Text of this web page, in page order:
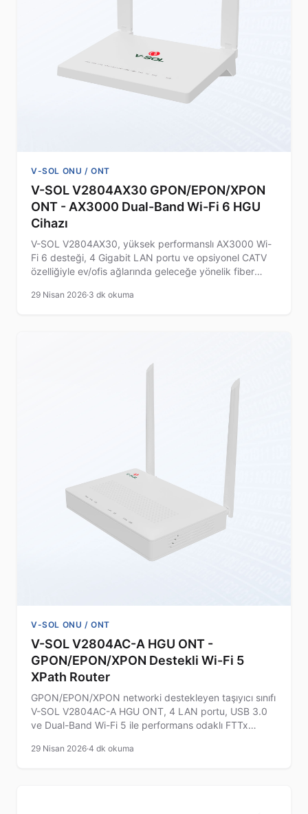
V-SOL ONU / ONT
V-SOL V2804AX30 GPON/EPON/XPON
ONT - AX3000 Dual-Band Wi-Fi 6 HGU
Cihazı
V-SOL V2804AX30, yüksek performanslı AX3000 Wi-
Fi 6 desteği, 4 Gigabit LAN portu ve opsiyonel CATV
özelliğiyle ev/ofis ağlarında geleceğe yönelik fiber
29 Nisan 2026·3 dk okuma
V-SOL ONU / ONT
V-SOL V2804AC-A HGU ONT -
GPON/EPON/XPON Destekli Wi-Fi 5
XPath Router
GPON/EPON/XPON networki destekleyen taşıyıcı sınıfı
V-SOL V2804AC-A HGU ONT, 4 LAN portu, USB 3.0
ve Dual-Band Wi-Fi 5 ile performans odaklı FTTx
29 Nisan 2026·4 dk okuma